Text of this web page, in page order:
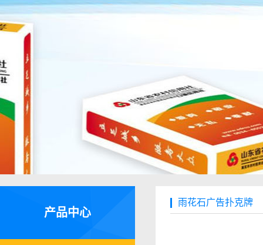
产品中心
雨花石广告扑克牌